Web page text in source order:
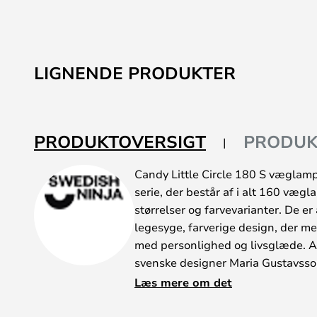
LIGNENDE PRODUKTER
PRODUKTOVERSIGT
Candy Little Circle 180 S
serie, der består af i alt 160
størrelser og farvevarianter. De
legesyge, farverige design, der
med personlighed og livsglæde.
svenske designer Maria
designvirksomheden Swedish
Læs mere om det